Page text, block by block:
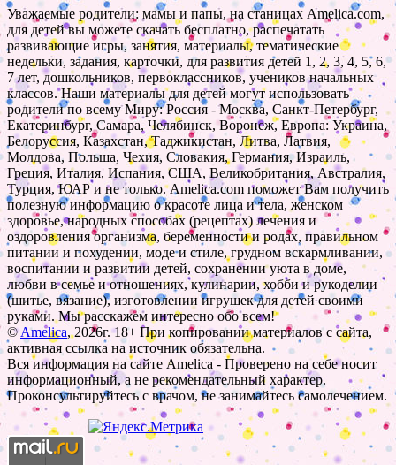
Уважаемые родители: мамы и папы, на станицах Amelica.com,
для детей вы можете скачать бесплатно, распечатать
развивающие игры, занятия, материалы, тематические
недельки, задания, карточки, для развития детей 1, 2, 3, 4, 5, 6,
7 лет, дошкольников, первоклассников, учеников начальных
классов. Наши материалы для детей могут использовать
родители по всему Миру: Россия - Москва, Санкт-Петербург,
Екатеринбург, Самара, Челябинск, Воронеж, Европа: Украина,
Белоруссия, Казахстан, Таджикистан, Литва, Латвия,
Молдова, Польша, Чехия, Словакия, Германия, Израиль,
Греция, Италия, Испания, США, Великобритания, Австралия,
Турция, ЮАР и не только. Amelica.com поможет Вам получить
полезную информацию о красоте лица и тела, женском
здоровье, народных способах (рецептах) лечения и
оздоровления организма, беременности и родах, правильном
питании и похудении, моде и стиле, грудном вскармливании,
воспитании и развитии детей, сохранении уюта в доме,
любви в семье и отношениях, кулинарии, хобби и рукоделии
(шитье, вязание), изготовлении игрушек для детей своими
руками. Мы расскажем интересно обо всем!
©Amelica, 2026г. 18+ При копировании материалов с сайта,
активная ссылка на источник обязательна.
Вся информация на сайте Amelica - Проверено на себе носит
информационный, а не рекомендательный характер.
Проконсультируйтесь с врачом, не занимайтесь самолечением.